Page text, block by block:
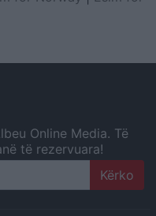
Online Media. Të
të rezervuara!